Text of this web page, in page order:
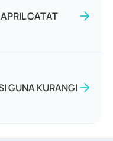
CATAT
GUNA KURANGI